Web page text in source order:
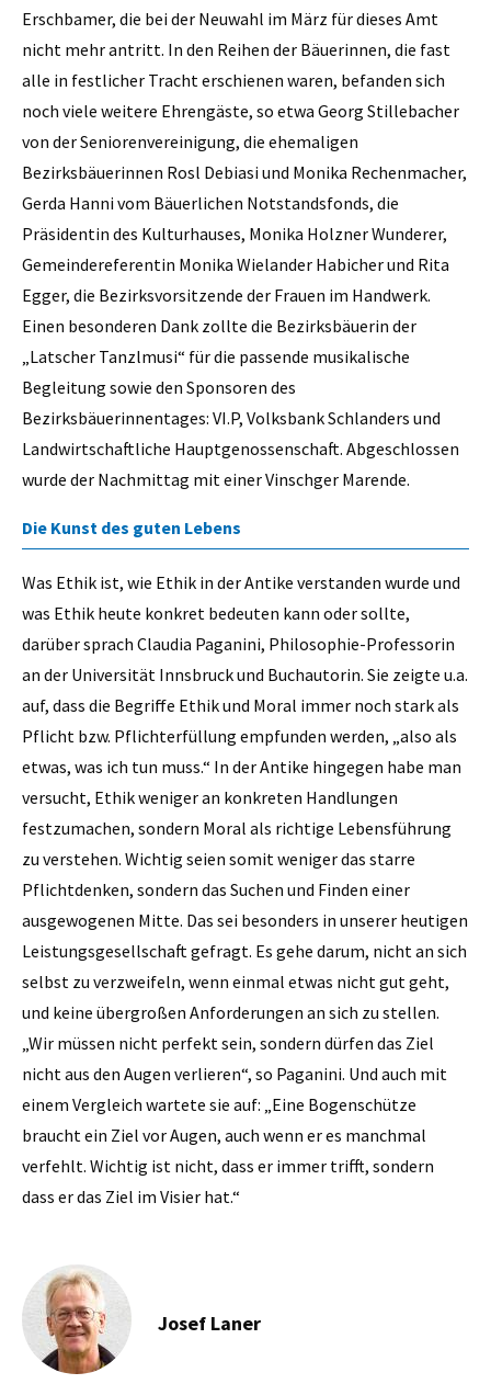
Erschbamer, die bei der Neuwahl im März für dieses Amt
nicht mehr antritt. In den Reihen der Bäuerinnen, die fast
alle in festlicher Tracht erschienen waren, befanden sich
noch viele weitere Ehrengäste, so etwa Georg Stillebacher
von der Seniorenvereinigung, die ehemaligen
Bezirksbäuerinnen Rosl Debiasi und Monika Rechenmacher,
Gerda Hanni vom Bäuerlichen Notstandsfonds, die
Präsidentin des Kulturhauses, Monika Holzner Wunderer,
Gemeindereferentin Monika Wielander Habicher und Rita
Egger, die Bezirksvorsitzende der Frauen im Handwerk.
Einen besonderen Dank zollte die Bezirksbäuerin der
„Latscher Tanzlmusi“ für die passende musikalische
Begleitung sowie den Sponsoren des
Bezirksbäuerinnentages: VI.P, Volksbank Schlanders und
Landwirtschaftliche Hauptgenossenschaft. Abgeschlossen
wurde der Nachmittag mit einer Vinschger Marende.
Die Kunst des guten Lebens
Was Ethik ist, wie Ethik in der Antike verstanden wurde und
was Ethik heute konkret bedeuten kann oder sollte,
darüber sprach Claudia Paganini, Philosophie-Professorin
an der Universität Innsbruck und Buchautorin. Sie zeigte u.a.
auf, dass die Begriffe Ethik und Moral immer noch stark als
Pflicht bzw. Pflichterfüllung empfunden werden, „also als
etwas, was ich tun muss.“ In der Antike hingegen habe man
versucht, Ethik weniger an konkreten Handlungen
festzumachen, sondern Moral als richtige Lebensführung
zu verstehen. Wichtig seien somit weniger das starre
Pflichtdenken, sondern das Suchen und Finden einer
ausgewogenen Mitte. Das sei besonders in unserer heutigen
Leistungsgesellschaft gefragt. Es gehe darum, nicht an sich
selbst zu verzweifeln, wenn einmal etwas nicht gut geht,
und keine übergroßen Anforderungen an sich zu stellen.
„Wir müssen nicht perfekt sein, sondern dürfen das Ziel
nicht aus den Augen verlieren“, so Paganini. Und auch mit
einem Vergleich wartete sie auf: „Eine Bogenschütze
braucht ein Ziel vor Augen, auch wenn er es manchmal
verfehlt. Wichtig ist nicht, dass er immer trifft, sondern
dass er das Ziel im Visier hat.“
Josef Laner